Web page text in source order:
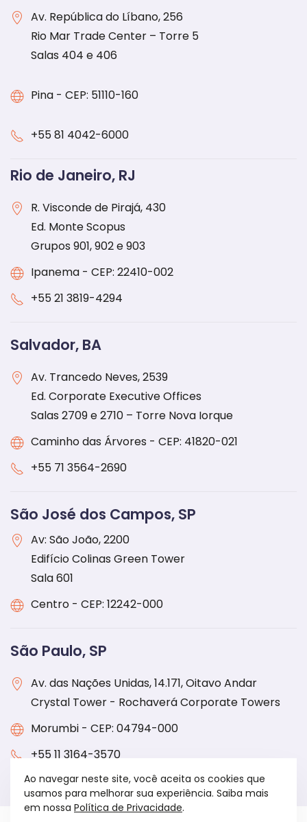
Av. República do Líbano, 256
Rio Mar Trade Center – Torre 5
Salas 404 e 406
Pina - CEP: 51110-160
+55 81 4042-6000
Rio de Janeiro, RJ
R. Visconde de Pirajá, 430
Ed. Monte Scopus
Grupos 901, 902 e 903
Ipanema - CEP: 22410-002
+55 21 3819-4294
Salvador, BA
Av. Trancedo Neves, 2539
Ed. Corporate Executive Offices
Salas 2709 e 2710 – Torre Nova Iorque
Caminho das Árvores - CEP: 41820-021
+55 71 3564-2690
São José dos Campos, SP
Av: São João, 2200
Edifício Colinas Green Tower
Sala 601
Centro - CEP: 12242-000
São Paulo, SP
Av. das Nações Unidas, 14.171, Oitavo Andar
Crystal Tower - Rochaverá Corporate Towers
Morumbi - CEP: 04794-000
+55 11 3164-3570
Ao navegar neste site, você aceita os cookies que
usamos para melhorar sua experiência. Saiba mais
em nossa Política de Privacidade.